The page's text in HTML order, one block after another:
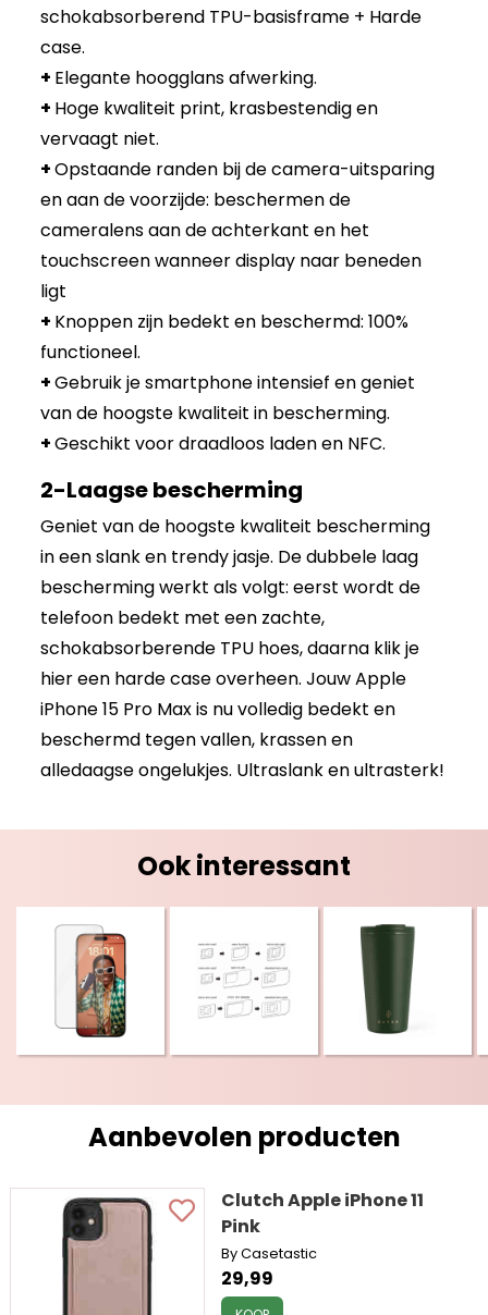
schokabsorberend TPU-basisframe + Harde
case.
+ Elegante hoogglans afwerking.
+ Hoge kwaliteit print, krasbestendig en
vervaagt niet.
+Opstaande randen bij de camera-uitsparing
en aan de voorzijde: beschermen de
cameralens aan de achterkant en het
touchscreen wanneer display naar beneden
ligt
+ Knoppen zijn bedekt en beschermd: 100%
functioneel.
+Gebruik je smartphone intensief en geniet
van de hoogste kwaliteit in bescherming.
+Geschikt voor draadloos laden en NFC.
2-Laagse bescherming
Geniet van de hoogste kwaliteit bescherming
in een slank en trendy jasje. De dubbele laag
bescherming werkt als volgt: eerst wordt de
telefoon bedekt met een zachte,
schokabsorberende TPU hoes, daarna klik je
hier een harde case overheen. Jouw Apple
iPhone 15 Pro Max is nu volledig bedekt en
beschermd tegen vallen, krassen en
alledaagse ongelukjes. Ultraslank en ultrasterk!
Ook interessant
Aanbevolen producten
Clutch Apple iPhone 11
Pink
By Casetastic
29,99